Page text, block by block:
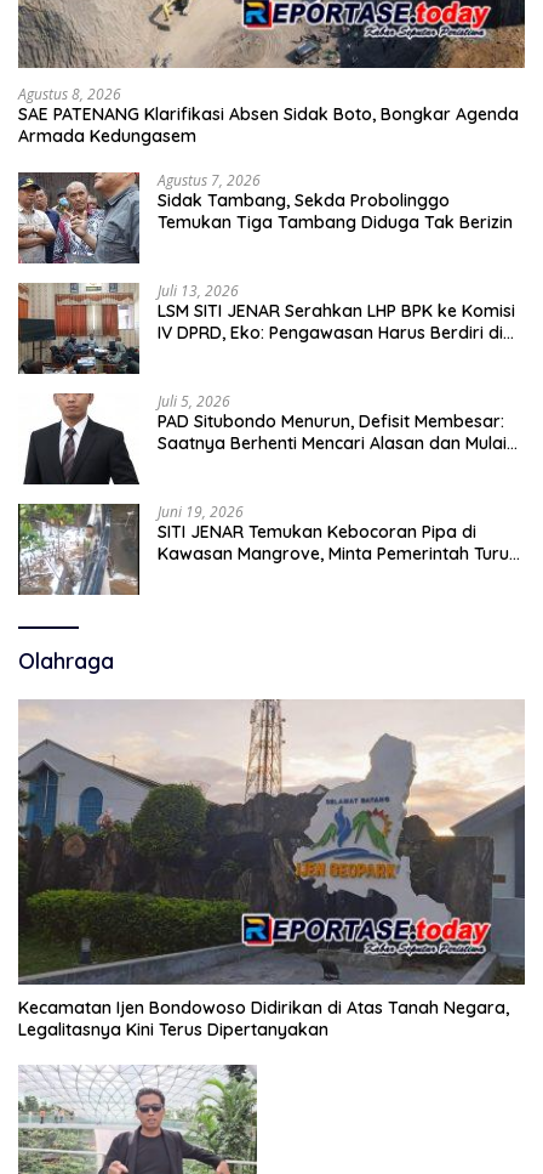
Agustus 8, 2026
SAE PATENANG Klarifikasi Absen Sidak Boto, Bongkar Agenda
Armada Kedungasem
Agustus 7, 2026
Sidak Tambang, Sekda Probolinggo
Temukan Tiga Tambang Diduga Tak Berizin
Juli 13, 2026
LSM SITI JENAR Serahkan LHP BPK ke Komisi
IV DPRD, Eko: Pengawasan Harus Berdiri di
Juli 5, 2026
PAD Situbondo Menurun, Defisit Membesar:
Saatnya Berhenti Mencari Alasan dan Mulai
Juni 19, 2026
SITI JENAR Temukan Kebocoran Pipa di
Kawasan Mangrove, Minta Pemerintah Turun
Olahraga
Kecamatan Ijen Bondowoso Didirikan di Atas Tanah Negara,
Legalitasnya Kini Terus Dipertanyakan